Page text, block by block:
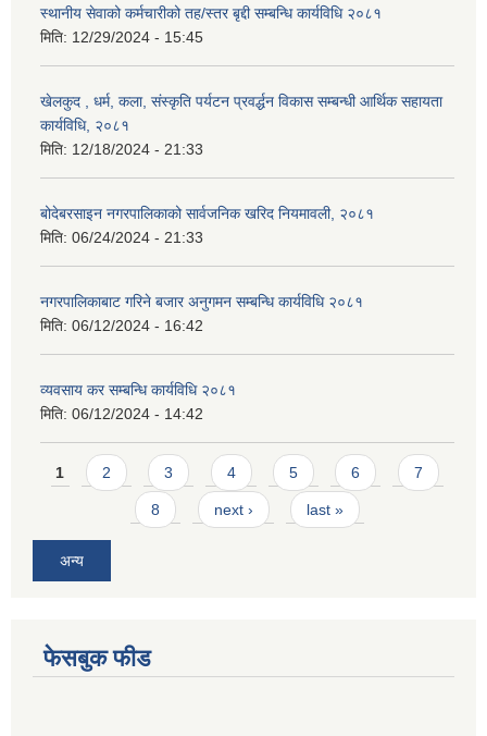
स्थानीय सेवाको कर्मचारीको तह/स्तर बृद्दी सम्बन्धि कार्यविधि २०८१
मिति: 12/29/2024 - 15:45
खेलकुद , धर्म, कला, संस्कृति पर्यटन प्रवर्द्धन विकास सम्बन्धी आर्थिक सहायता
कार्यविधि, २०८१
मिति: 12/18/2024 - 21:33
बोदेबरसाइन नगरपालिकाको सार्वजनिक खरिद नियमावली, २०८१
मिति: 06/24/2024 - 21:33
नगरपालिकाबाट गरिने बजार अनुगमन सम्बन्धि कार्यविधि २०८१
मिति: 06/12/2024 - 16:42
व्यवसाय कर सम्बन्धि कार्यविधि २०८१
मिति: 06/12/2024 - 14:42
Pages
1 2 3 4 5 6 7
8 next › last »
अन्य
फेसबुक फीड